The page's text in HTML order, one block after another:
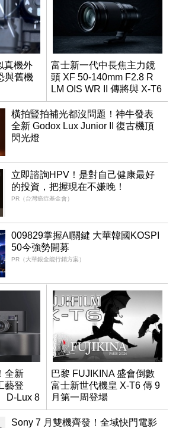
真機外
與舊機
富士新一代中長焦主力鏡
頭 XF 50-140mm F2.8 R
LM OIS WR II 傳將與 X-T6
同步亮相
橫拍豎拍補光都沒問題！神牛發表
全新 Godox Lux Junior II 復古機頂
閃光燈
立即諮詢HPV！是對自己健康最好
的投資，把握現在不嫌晚！
PR（台灣癌症基金會）
009829掌握AI關鍵 大華韓國KOSPI
50今強勢開募
PR（大華銀全能行銷方案）
全新
藝登
D-Lux 8
巴黎 FUJIKINA 盛會倒數
富士新世代機皇 X-T6 傳 9
月第一周登場
Sony 7 月雙機齊發！全域快門電影